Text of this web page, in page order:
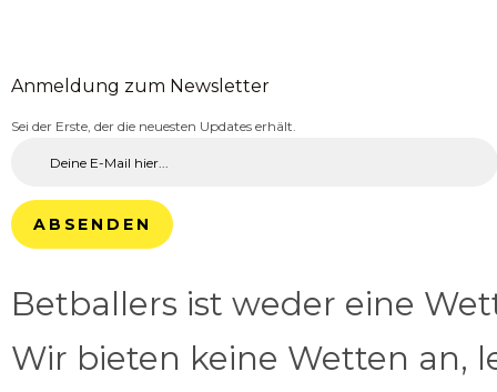
Anmeldung zum Newsletter
Sei der Erste, der die neuesten Updates erhält.
ABSENDEN
Betballers ist weder eine
Wir bieten keine Wetten an,